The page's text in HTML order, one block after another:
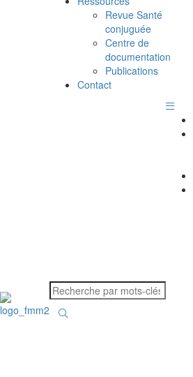
Revue Santé
conjuguée
Centre de
documentation
Publications
Contact